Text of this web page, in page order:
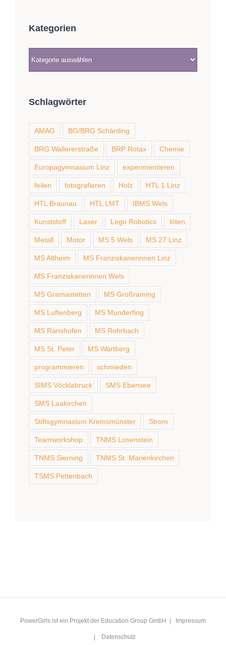
Kategorien
Kategorien
Schlagwörter
AMAG BG/BRG Schärding
BRG Wallererstraße BRP Rotax Chemie
Europagymnasium Linz experimentieren
feilen fotografieren Holz HTL 1 Linz
HTL Braunau HTL LMT IBMS Wels
Kunststoff Laser Lego Robotics löten
Metall Motor MS 5 Wels MS 27 Linz
MS Altheim MS Franziskanerinnen Linz
MS Franziskanerinnen Wels
MS Gramastetten MS Großraming
MS Luftenberg MS Munderfing
MS Ranshofen MS Rohrbach
MS St. Peter MS Wartberg
programmieren schmieden
SIMS Vöcklabruck SMS Ebensee
SMS Laakirchen
Stiftsgymnasium Kremsmünster Strom
Teamworkshop TNMS Losenstein
TNMS Sierning TNMS St. Marienkirchen
TSMS Pettenbach
PowerGirls ist ein Projekt der Education Group GmbH | Impressum
Datenschutz